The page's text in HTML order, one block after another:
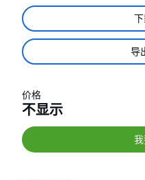
导
价格
不显示